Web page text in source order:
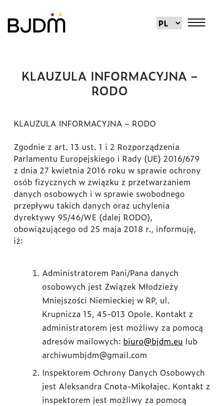
KLAUZULA INFORMACYJNA –
RODO
KLAUZULA INFORMACYJNA – RODO
Zgodnie z art. 13 ust. 1 i 2 Rozporządzenia
Parlamentu Europejskiego i Rady (UE) 2016/679
z dnia 27 kwietnia 2016 roku w sprawie ochrony
osób fizycznych w związku z przetwarzaniem
danych osobowych i w sprawie swobodnego
przepływu takich danych oraz uchylenia
dyrektywy 95/46/WE (dalej RODO),
obowiązującego od 25 maja 2018 r., informuję,
iż:
Administratorem Pani/Pana danych
osobowych jest Związek Młodzieży
Mniejszości Niemieckiej w RP, ul.
Krupnicza 15, 45-013 Opole. Kontakt z
administratorem jest możliwy za pomocą
adresów mailowych: biuro@bjdm.eu lub
archiwumbjdm@gmail.com
Inspektorem Ochrony Danych Osobowych
jest Aleksandra Cnota-Mikołajec. Kontakt z
inspektorem jest możliwy za pomocą